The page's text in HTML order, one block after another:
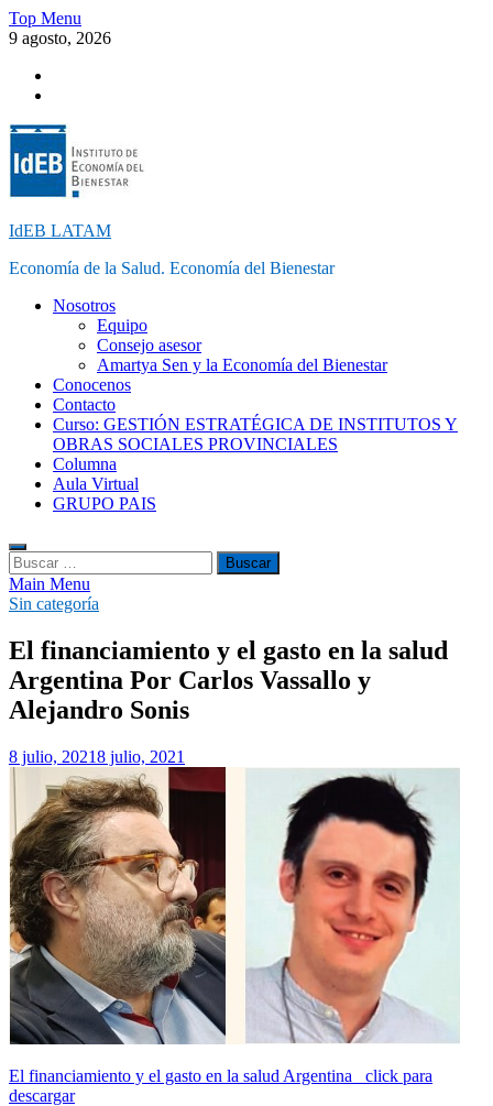
Skip
to
Top Menu
9 agosto, 2026
IdEB LATAM
Economía de la Salud. Economía del Bienestar
Nosotros
Equipo
Consejo asesor
Amartya Sen y la Economía del Bienestar
Conocenos
Contacto
Curso: GESTIÓN ESTRATÉGICA DE INSTITUTOS Y
OBRAS SOCIALES PROVINCIALES
Columna
Aula Virtual
GRUPO PAIS
Buscar:
Main Menu
Sin categoría
El financiamiento y el gasto en la salud
Argentina Por Carlos Vassallo y
Alejandro Sonis
8 julio, 20218 julio, 2021
El financiamiento y el gasto en la salud Argentina click para
descargar